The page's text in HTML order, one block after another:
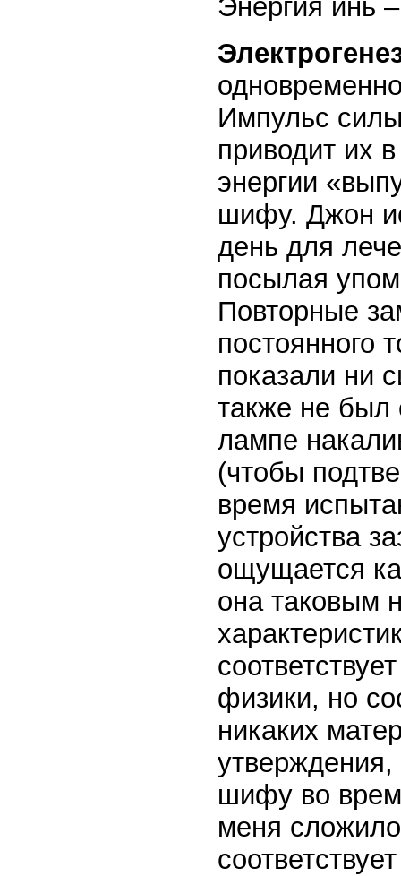
Энергия инь
Импульс
приводит их
энергии
шифу. Джон
день для
посылая
Повторные
постоянного
показали ни
также не был
лампе
(чтобы
время
устройства
ощущается
она таковым
физики, но
никаких
утверждения,
шифу во
меня